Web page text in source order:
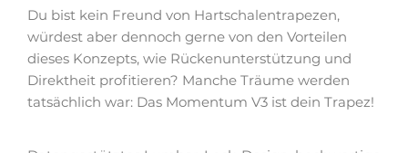
Du bist kein Freund von Hartschalentrapezen,
würdest aber dennoch gerne von den Vorteilen
dieses Konzepts, wie Rückenunterstützung und
Direktheit profitieren? Manche Träume werden
tatsächlich war: Das Momentum V3 ist dein Trapez!